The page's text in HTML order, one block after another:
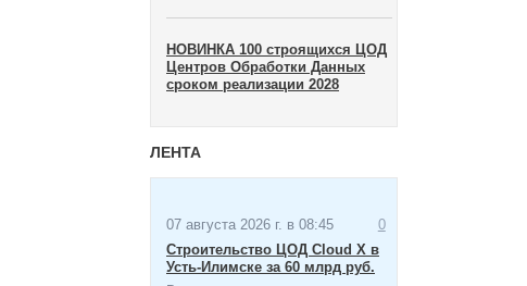
НОВИНКА 100 строящихся ЦОД
Центров Обработки Данных
сроком реализации 2028
ЛЕНТА
07 августа 2026 г. в 08:45
0
Строительство ЦОД Cloud X в
Усть-Илимске за 60 млрд руб.